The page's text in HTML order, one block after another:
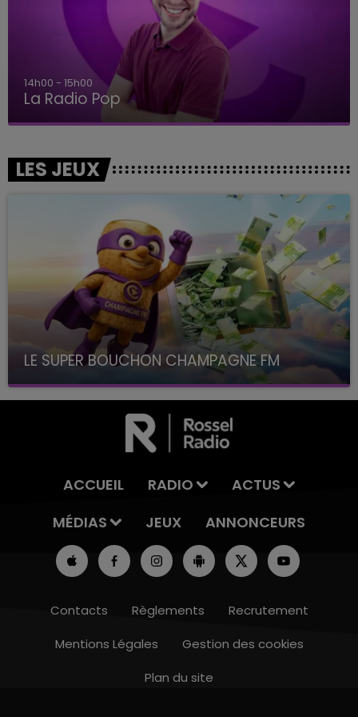
10h00 - 14h00
14h00 - 15h00
La Radio Pop
LES JEUX
LE SUPER BOUCHON CHAMPAGNE FM
avec La Famille Champagne FM, à 8H10
ACCUEIL RADIO
ACTUS
MÉDIAS
JEUX ANNONCEURS
Contacts Règlements
Recrutement
Mentions Légales
Gestion des cookies
Plan du site